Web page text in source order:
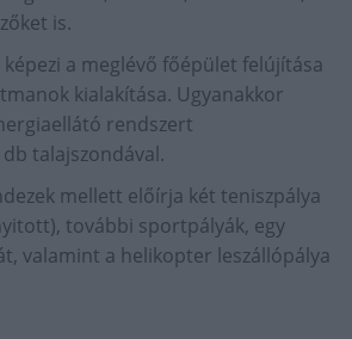
is.
a meglévő főépület felújítása
kialakítása. Ugyanakkor
rendszert
talajszondával.
mellett előírja két teniszpálya
további sportpályák, egy
valamint a helikopter leszállópálya